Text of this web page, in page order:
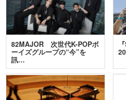
82MAJOR 次世代K-POPボ
ーイズグループの“今”を
訊…